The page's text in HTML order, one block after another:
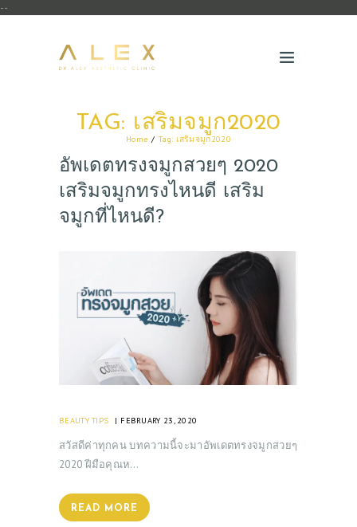
--
TAG: เสริมจมูก2020
Home Tag: เสริมจมูก2020
อัพเดตทรงจมูกสวยๆ 2020
เสริมจมูกทรงไหนดี เสริม
จมูกที่ไหนดี?
BEAUTY TIPS FEBRUARY 23, 2020
สวัสดีค่าทุกคน บทความนี้จะมาอัพเดตทรงจมูกสวยๆ
2020 ฝีมือคุณห…
READ MORE